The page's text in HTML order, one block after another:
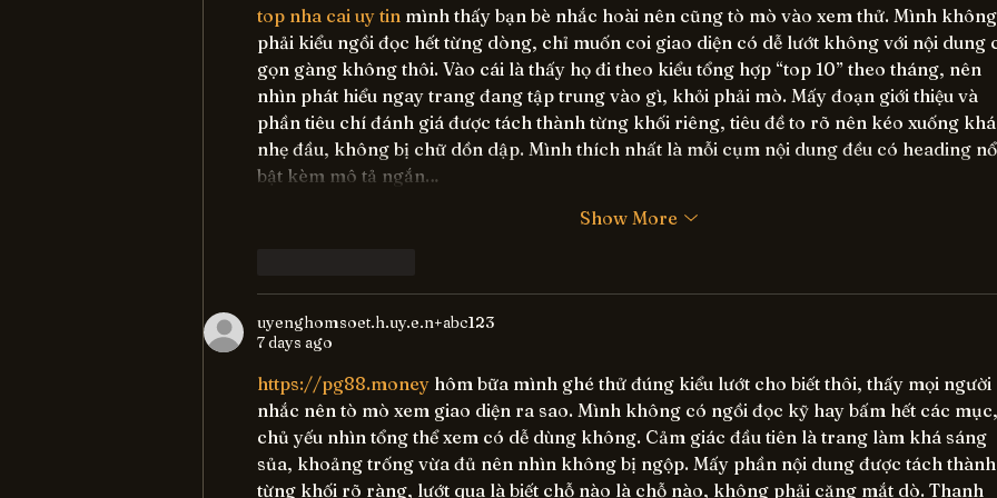
top nha cai uy tin mình thấy bạn bè nhắc hoài nên cũng tò mò vào xem thử. Mình không
phải kiểu ngồi đọc hết từng dòng, chỉ muốn coi giao diện có dễ lướt không với nội dung
gọn gàng không thôi. Vào cái là thấy họ đi theo kiểu tổng hợp “top 10” theo tháng, nên
nhìn phát hiểu ngay trang đang tập trung vào gì, khỏi phải mò. Mấy đoạn giới thiệu và
phần tiêu chí đánh giá được tách thành từng khối riêng, tiêu đề to rõ nên kéo xuống khá
nhẹ đầu, không bị chữ dồn dập. Mình thích nhất là mỗi cụm nội dung đều có heading
bật kèm mô tả ngắn…
Show More
uyenghomsoet.h.uy.e.n+abc123
7 days ago
https://pg88.money hôm bữa mình ghé thử đúng kiểu lướt cho biết thôi, thấy mọi người
nhắc nên tò mò xem giao diện ra sao. Mình không có ngồi đọc kỹ hay bấm hết các mục,
chủ yếu nhìn tổng thể xem có dễ dùng không. Cảm giác đầu tiên là trang làm khá sáng
sủa, khoảng trống vừa đủ nên nhìn không bị ngộp. Mấy phần nội dung được tách thành
từng khối rõ ràng, lướt qua là biết chỗ nào là chỗ nào, không phải căng mắt dò. Thanh